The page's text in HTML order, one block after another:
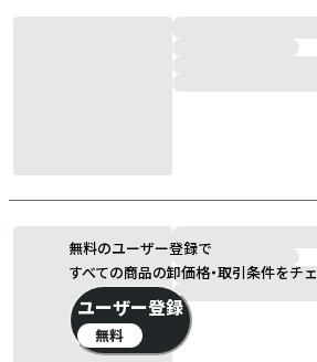
無料のユーザー登録で
すべての商品の卸価格・取引条件をチ
ユーザー登録
無料